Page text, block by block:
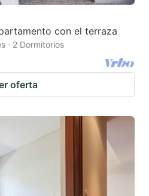
con el terraza
· 2 Dormitorios
oferta